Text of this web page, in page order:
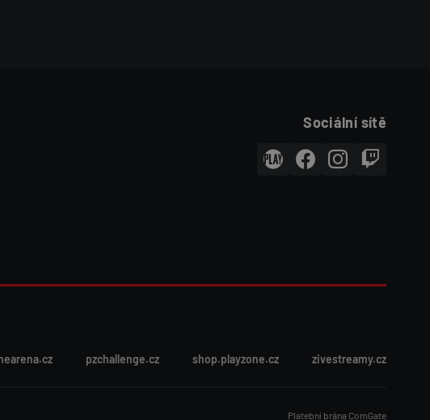
Sociální sítě
pzchallenge.cz shop.playzone.cz zivestreamy.cz
Platební brána ComGate